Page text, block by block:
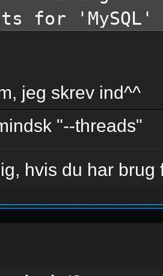
for 'MySQL'
'zip'
testing the
jeg skrev ind^^
"--threads"
hvis du har